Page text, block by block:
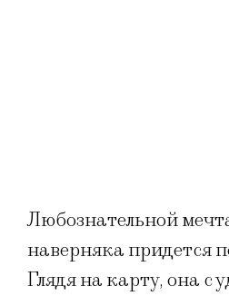
Любознательной
наверняка придется
Глядя на карту, она с